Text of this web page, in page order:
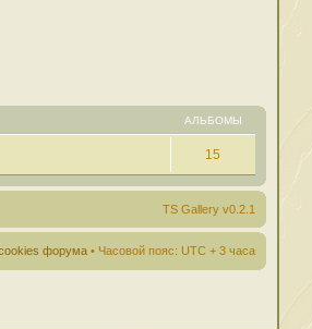
АЛЬБОМЫ
15
TS Gallery v0.2.1
форума • Часовой пояс: UTC + 3 часа